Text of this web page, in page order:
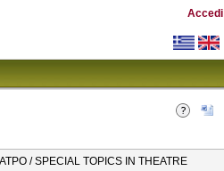
Accedi
/ SPECIAL TOPICS IN THEATRE